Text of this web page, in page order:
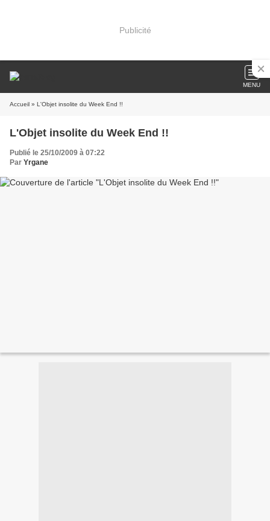
Publicité
MENU
Accueil » L'Objet insolite du Week End !!
L'Objet insolite du Week End !!
Publié le 25/10/2009 à 07:22
Par Yrgane